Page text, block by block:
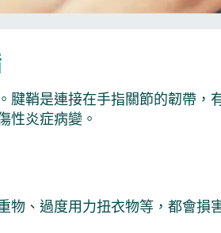
腱鞘是連接在手指關節的韌帶，
性炎症病變。
物、過度用力扭衣物等，都會